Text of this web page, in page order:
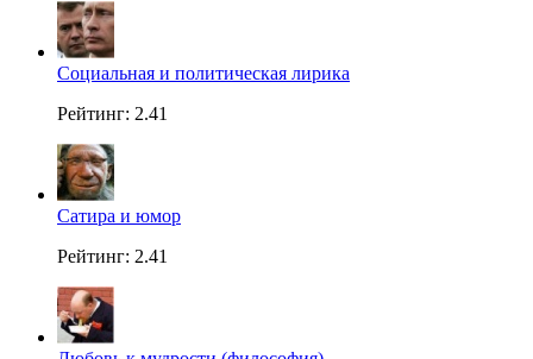
Социальная и политическая лирика
Рейтинг: 2.41
Сатира и юмор
Рейтинг: 2.41